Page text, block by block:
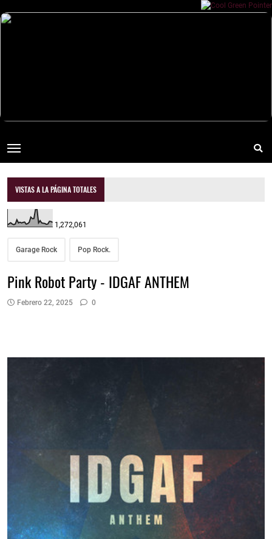
VISTAS A LA PÁGINA TOTALES
1,272,061
Garage Rock Pop Rock.
Pink Robot Party - IDGAF ANTHEM
Febrero 22, 2025 0